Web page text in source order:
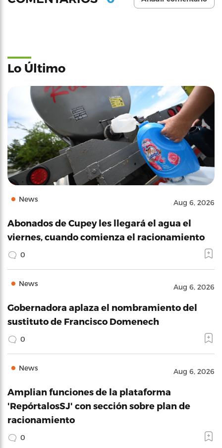
Lo Último
News Aug 6, 2026
Abonados de Cupey les llegará el agua el
viernes, cuando comienza el racionamiento
0
News Aug 6, 2026
Gobernadora aplaza el nombramiento del
sustituto de Francisco Domenech
0
News Aug 6, 2026
Amplian funciones de la plataforma
'RepórtalosSJ' con sección sobre plan de
racionamiento
0